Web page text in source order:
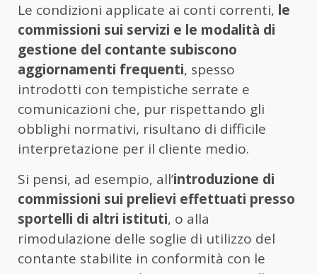
Le condizioni applicate ai conti correnti, le
commissioni sui servizi e le modalità di
gestione del contante subiscono
aggiornamenti frequenti, spesso
introdotti con tempistiche serrate e
comunicazioni che, pur rispettando gli
obblighi normativi, risultano di difficile
interpretazione per il cliente medio.
Si pensi, ad esempio, all’introduzione di
commissioni sui prelievi effettuati presso
sportelli di altri istituti, o alla
rimodulazione delle soglie di utilizzo del
contante stabilite in conformità con le